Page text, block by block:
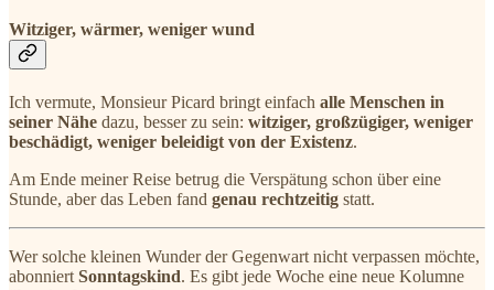
Witziger, wärmer, weniger wund
Ich vermute, Monsieur Picard bringt einfach alle Menschen in
seiner Nähe dazu, besser zu sein: witziger, großzügiger, weniger
beschädigt, weniger beleidigt von der Existenz.
Am Ende meiner Reise betrug die Verspätung schon über eine
Stunde, aber das Leben fand genau rechtzeitig statt.
Wer solche kleinen Wunder der Gegenwart nicht verpassen möchte,
abonniert Sonntagskind. Es gibt jede Woche eine neue Kolumne